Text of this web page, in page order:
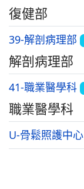
復健部
39-解剖病理部
解剖病理部
41-職業醫學科
職業醫學科
U-骨鬆照護中心